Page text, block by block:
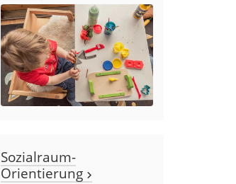
Sozialraum-
Orientierung